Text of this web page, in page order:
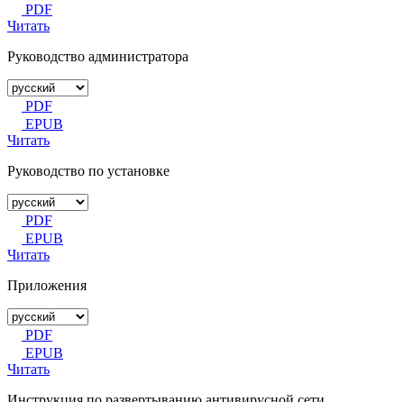
PDF
Читать
Руководство администратора
PDF
EPUB
Читать
Руководство по установке
PDF
EPUB
Читать
Приложения
PDF
EPUB
Читать